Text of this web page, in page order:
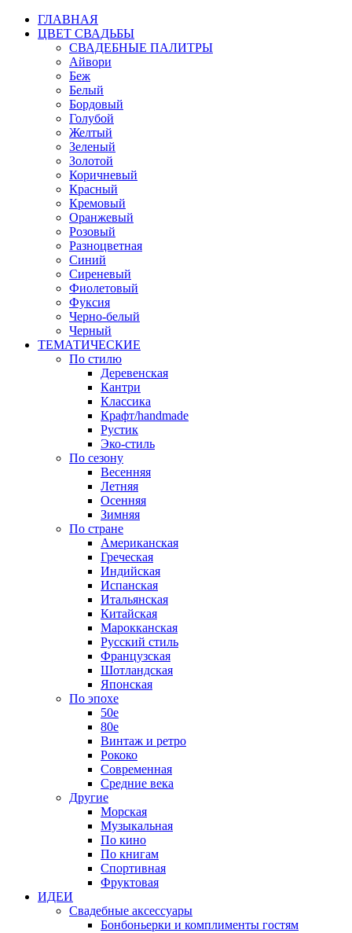
ГЛАВНАЯ
ЦВЕТ СВАДЬБЫ
СВАДЕБНЫЕ ПАЛИТРЫ
Айвори
Беж
Белый
Бордовый
Голубой
Желтый
Зеленый
Золотой
Коричневый
Красный
Кремовый
Оранжевый
Розовый
Разноцветная
Синий
Сиреневый
Фиолетовый
Фуксия
Черно-белый
Черный
ТЕМАТИЧЕСКИЕ
По стилю
Деревенская
Кантри
Классика
Крафт/handmade
Рустик
Эко-стиль
По сезону
Весенняя
Летняя
Осенняя
Зимняя
По стране
Американская
Греческая
Индийская
Испанская
Итальянская
Китайская
Марокканская
Русский стиль
Французская
Шотландская
Японская
По эпохе
50е
80е
Винтаж и ретро
Рококо
Современная
Средние века
Другие
Морская
Музыкальная
По кино
По книгам
Спортивная
Фруктовая
ИДЕИ
Свадебные аксессуары
Бонбоньерки и комплименты гостям